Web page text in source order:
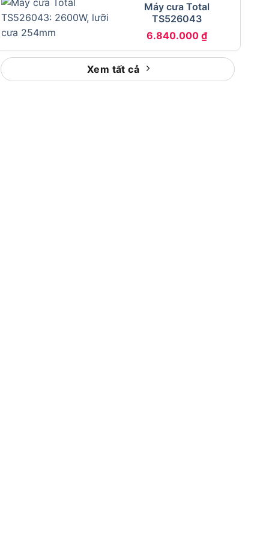
Máy cưa Total
TS526043
6.840.000₫
Xem tất cả